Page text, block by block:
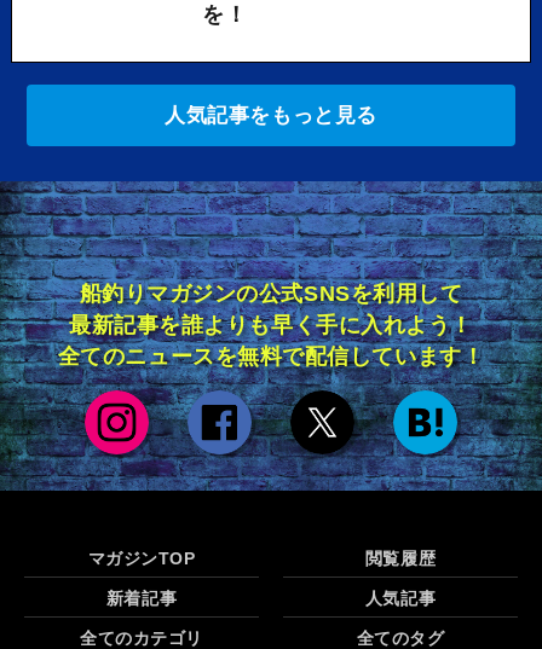
を！
人気記事をもっと見る
船釣りマガジンの公式SNSを利用して
最新記事を誰よりも早く手に入れよう！
全てのニュースを無料で配信しています！
マガジンTOP 閲覧履歴
新着記事 人気記事
全てのカテゴリ 全てのタグ